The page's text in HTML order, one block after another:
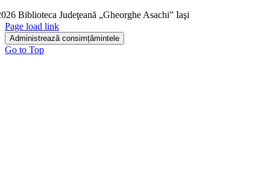
Biblioteca Judeţeană „Gheorghe Asachi” Iaşi
Page load link
Administrează consimțămintele
Go to Top